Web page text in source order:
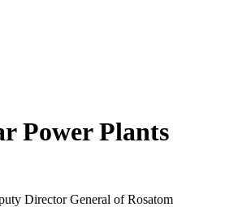
Power Plants
Director General of Rosatom